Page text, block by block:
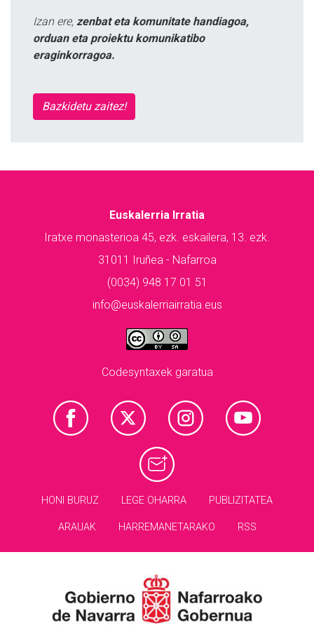
Izan ere, zenbat eta komunitate handiagoa,
orduan eta proiektu komunikatibo
eraginkorragoa.
Bazkidetu zaitez!
Euskalerria Irratia
Iratxe monasterioa 45, ezk. eskailera, 13. ezk.
31011 Iruñea - Nafarroa
(0034) 948 17 01 51
info@euskalerriairratia.eus
Codesyntaxek garatua
HONI BURUZ LEGE OHARRA PUBLIZITATEA
ARAUAK HARREMANETARAKO RSS